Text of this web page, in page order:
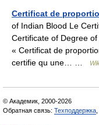
Certificat de
of Indian Blood Le
Certificate of Degree
« Certificat de
certifie qu une… …
© Академик, 2000-2026
Обратная связь: Техподдержка